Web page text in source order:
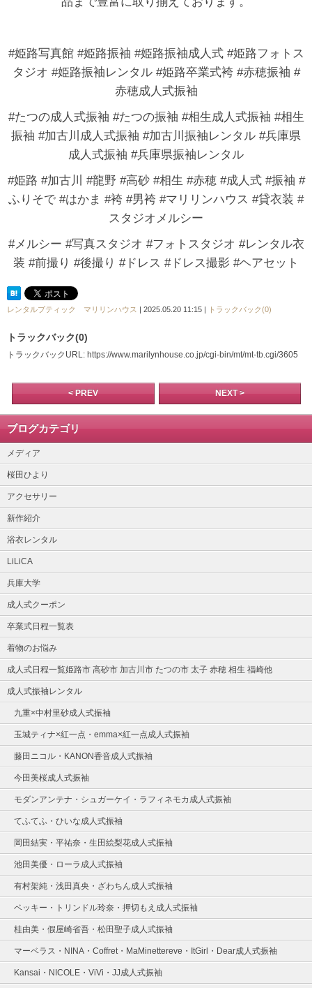
#姫路写真館 #姫路振袖 #姫路振袖成人式 #姫路フォトス
タジオ #姫路振袖レンタル #姫路卒業式袴 #赤穂振袖 #
赤穂成人式振袖
#たつの成人式振袖 #たつの振袖 #相生成人式振袖 #相生
振袖 #加古川成人式振袖 #加古川振袖レンタル #兵庫県
成人式振袖 #兵庫県振袖レンタル
#姫路 #加古川 #龍野 #高砂 #相生 #赤穂 #成人式 #振袖 #
ふりそで #はかま #袴 #男袴 #マリリンハウス #貸衣装 #
スタジオメルシー
#メルシー #写真スタジオ #フォトスタジオ #レンタル衣
装 #前撮り #後撮り #ドレス #ドレス撮影 #ヘアセット
レンタルブティック マリリンハウス | 2025.05.20 11:15 | トラックバック(0)
トラックバック(0)
トラックバックURL: https://www.marilynhouse.co.jp/cgi-bin/mt/mt-tb.cgi/3605
< PREV NEXT >
ブログカテゴリ
メディア
桜田ひより
アクセサリー
新作紹介
浴衣レンタル
LiLiCA
兵庫大学
成人式クーポン
卒業式日程一覧表
着物のお悩み
成人式日程一覧姫路市 高砂市 加古川市 たつの市 太子 赤穂 相生 福崎他
成人式振袖レンタル
九重×中村里砂成人式振袖
玉城ティナ×紅一点・emma×紅一点成人式振袖
藤田ニコル・KANON香音成人式振袖
今田美桜成人式振袖
モダンアンテナ・シュガーケイ・ラフィネモカ成人式振袖
てふてふ・ひいな成人式振袖
岡田結実・平祐奈・生田絵梨花成人式振袖
池田美優・ローラ成人式振袖
有村架純・浅田真央・ざわちん成人式振袖
ベッキー・トリンドル玲奈・押切もえ成人式振袖
桂由美・假屋崎省吾・松田聖子成人式振袖
マーベラス・NINA・Coffret・MaMinettereve・ItGirl・Dear成人式振袖
Kansai・NICOLE・ViVi・JJ成人式振袖